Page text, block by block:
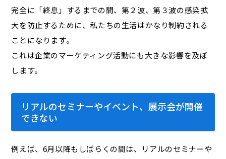
完全に「終息」するまでの間、第２波、第３波の感染拡
大を防止するために、私たちの生活はかなり制約される
ことになります。
これは企業のマーケティング活動にも大きな影響を及ぼ
します。
リアルのセミナーやイベント、展示会が開催
できない
例えば、6月以降もしばらくの間は、リアルのセミナーや